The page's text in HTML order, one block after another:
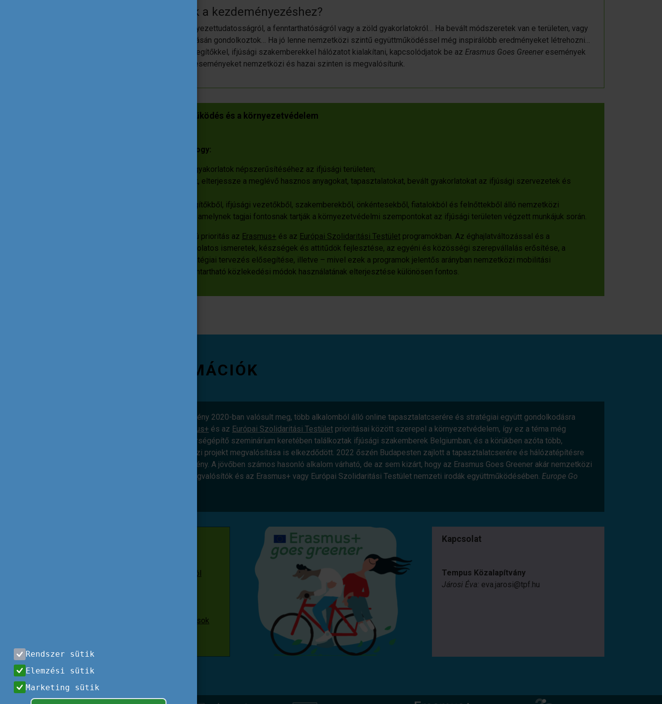
Hogyan kapcsolódhattok a kezdeményezéshez?
Ha szeretnétek másoktól tanulni környezettudatosságról, a fenntarthatóságról vagy a zöld gyakorlatokról… Ha bevált módszeretek van e területen, vagy
új megközelítések, eszközök kialakításán gondolkoztok… Ha jó lenne nemzetközi szintű együttműködéssel még inspirálóbb eredményeket létrehozni…
Vagy ha szeretnétek európai ifjúságsegítőkkel, ifjúsági szakemberekkel hálózatot kialakítani, kapcsolódjatok be az Erasmus Goes Greeneresemények
egyikébe! Környezetvédelmi témájú eseményeket nemzetközi és hazai szinten is megvalósítunk.
Erasmus Goes Greener együttműködés és a környezetvédelem
Az Erasmus Goes Greener célja, hogy:
hozzájáruljon a környezetbarát gyakorlatok népszerűsítéséhez az ifjúsági területen;
támogassa az együttes tanulást, elterjessze a meglévő hasznos anyagokat, tapasztalatokat, bevált gyakorlatokat az ifjúsági szervezetek és
elősegítse egy olyan ifjúságsegítőkből, ifjúsági vezetőkből, szakemberekből, önkéntesekből, fiatalokból és felnőttekből álló nemzetközi
informális közösség létrejöttét, amelynek tagjai fontosnak tartják a környezetvédelmi szempontokat az ifjúsági területen végzett munkájuk során.
A környezetvédelem kulcsfontosságú prioritás az Erasmus+ és az Európai Szolidaritási Testület programokban. Az éghajlatváltozással és a
fenntarthatóság támogatásával kapcsolatos ismeretek, készségek és attitűdök fejlesztése, az egyéni és közösségi szerepvállalás erősítése, a
kutatásokon és tényeken alapuló, stratégiai tervezés elősegítése, illetve – mivel ezek a programok jelentős arányban nemzetközi mobilitási
tevékenységeket támogatnak – a fenntartható közlekedési módok használatának elterjesztése különösen fontos.
TOVÁBBI INFORMÁCIÓK
Az első Erasmus Goes Greener esemény 2020-ban valósult meg, több alkalomból álló online tapasztalatcserére és stratégiai együtt gondolkodásra
Erasmus+ és az Európai Szolidaritási Testület prioritásai között szerepel a környezetvédelem, így ez a téma még
aktuálisabb lett. 2021-ben egy partnerségépítő szeminárium keretében találkoztak ifjúsági szakemberek Belgiumban, és a körükben azóta több,
kapcsolódó célú és témájú nemzetközi projekt megvalósítása is elkezdődött. 2022 őszén Budapesten zajlott a tapasztalatcserére és hálózatépítésre
lehetőséget nyújtó nemzetközi esemény. A jövőben számos hasonló alkalom várható, de az sem kizárt, hogy az Erasmus Goes Greener akár nemzetközi
mozgalommá válik, ifjúsági projektmegvalósítók és az Erasmus+ vagy Európai Szolidaritási Testület nemzeti irodák együttműködésében. Europe Go
Az európai zöld megállapodásról
Ifjúsági információs szolgáltatások
Kapcsolat
Tempus Közalapítvány
Járosi Éva: eva.jarosi@tpf.hu
Rendszer sütik
Elemzési sütik
Marketing sütik